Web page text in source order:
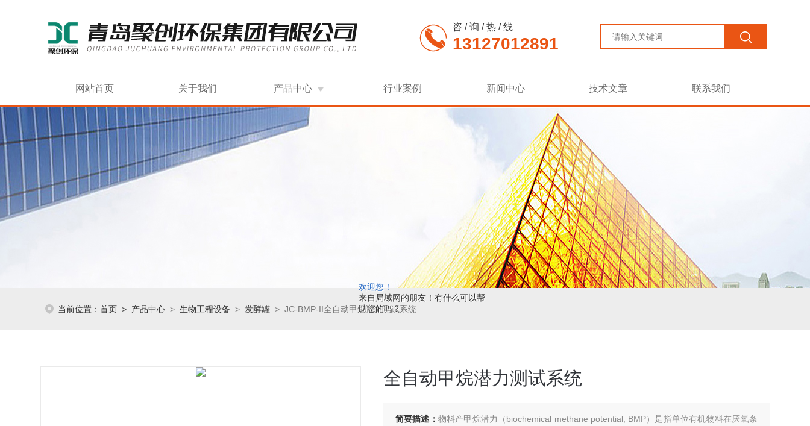
欢迎您！
来自局域网的朋友！有什么可以帮
助您的吗？
咨 / 询 / 热 / 线
13127012891
网站首页 关于我们 产品中心 行业案例 新闻中心 技术文章 联系我们
当前位置： 首页 > 产品中心 > 生物工程设备 > 发酵罐 > JC-BMP-II全自动甲烷潜力测试系统
全自动甲烷潜力测试系统
简要描述： 物料产甲烷潜力（biochemical methane potential, BMP）是指单位有机物料在厌氧条